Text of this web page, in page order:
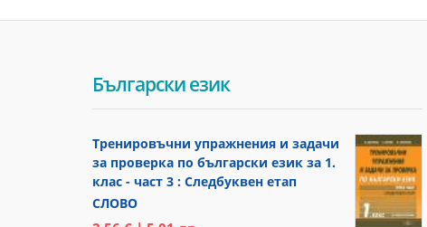
Български език
Тренировъчни упражнения и задачи
за проверка по български език за 1.
клас - част 3 : Следбуквен етап
СЛОВО